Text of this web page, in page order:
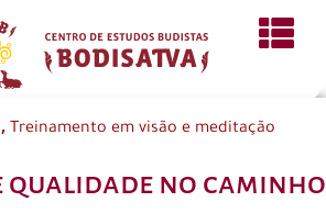
, Treinamento em visão e meditação
no caminho